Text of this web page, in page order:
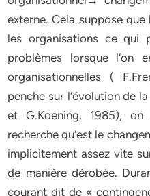
externe. Cela suppose que
les organisations ce qui
problèmes lorsque l‘on
organisationnelles (
penche sur l‘évolution de
et G.Koening, 1985),
recherche qu‘est le
implicitement assez vite
de manière dérobée.
courant dit de «